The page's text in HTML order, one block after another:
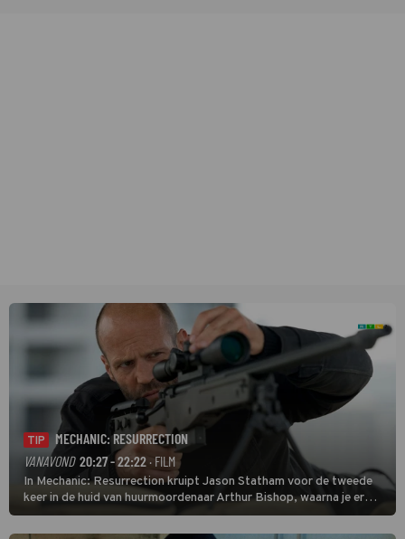
TIP
MECHANIC: RESURRECTION
VANAVOND 20:27 - 22:22· FILM
In Mechanic: Resurrection kruipt Jason Statham voor de tweede
keer in de huid van huurmoordenaar Arthur Bishop, waarna je er
donder op kunt zeggen dat er van Bishops geplande pensioen niet
veel terechtkomt.